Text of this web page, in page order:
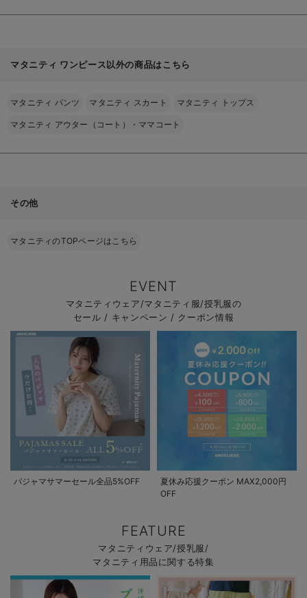
マタニティ ワンピース以外の商品はこちら
マタニティ パンツ マタニティ スカート マタニティ トップス
マタニティ アウター（コート）・ママコート
その他
マタニティのTOPページはこちら
EVENT
マタニティウェア/マタニティ服/授乳服の
セール / キャンペーン / クーポン情報
パジャマサマーセール全品5%OFF
夏休み応援クーポン MAX2,000円
OFF
FEATURE
マタニティウェア/授乳服/
マタニティ用品に関する特集